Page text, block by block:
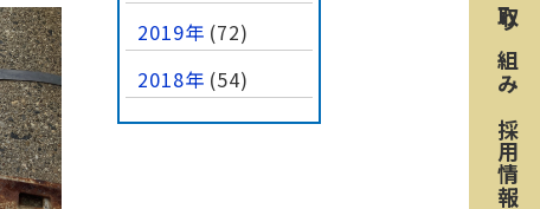
取り組み
採用情報
2019年 (72)
2018年 (54)